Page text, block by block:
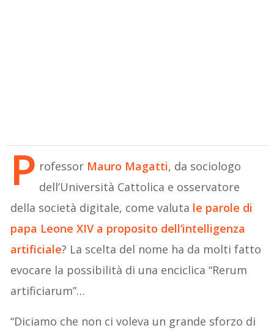
P rofessor Mauro Magatti, da sociologo
dell’Università Cattolica e osservatore
della società digitale, come valuta le parole di
papa Leone XIV a proposito dell’intelligenza
artificiale? La scelta del nome ha da molti fatto
evocare la possibilità di una enciclica “Rerum
artificiarum”…
“Diciamo che non ci voleva un grande sforzo di